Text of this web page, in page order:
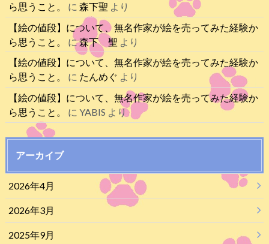
ら思うこと。
に 森下聖 より
【絵の値段】について、無名作家が絵を売ってみた経験か
ら思うこと。
に森下 聖 より
【絵の値段】について、無名作家が絵を売ってみた経験か
ら思うこと。
に たんめぐ より
【絵の値段】について、無名作家が絵を売ってみた経験か
ら思うこと。
に YABIS より
アーカイブ
2026年4月
2026年3月
2025年9月